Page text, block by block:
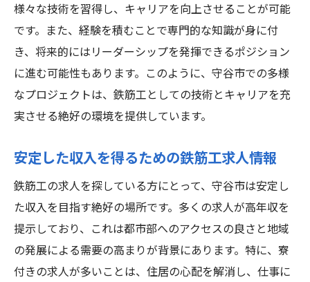
様々な技術を習得し、キャリアを向上させることが可能
です。また、経験を積むことで専門的な知識が身に付
き、将来的にはリーダーシップを発揮できるポジション
に進む可能性もあります。このように、守谷市での多様
なプロジェクトは、鉄筋工としての技術とキャリアを充
実させる絶好の環境を提供しています。
安定した収入を得るための鉄筋工求人情報
鉄筋工の求人を探している方にとって、守谷市は安定し
た収入を目指す絶好の場所です。多くの求人が高年収を
提示しており、これは都市部へのアクセスの良さと地域
の発展による需要の高まりが背景にあります。特に、寮
付きの求人が多いことは、住居の心配を解消し、仕事に